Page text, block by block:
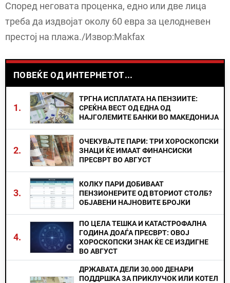
Според неговата проценка, едно или две лица
треба да издвојат околу 60 евра за целодневен
престој на плажа./Извор:Makfax
ПОВЕЌЕ ОД ИНТЕРНЕТОТ...
1.
ТРГНА ИСПЛАТАТА НА ПЕНЗИИТЕ:
СРЕЌНА ВЕСТ ОД ЕДНА ОД
НАЈГОЛЕМИТЕ БАНКИ ВО МАКЕДОНИЈА
2.
ОЧЕКУВАЈТЕ ПАРИ: ТРИ ХОРОСКОПСКИ
ЗНАЦИ ЌЕ ИМААТ ФИНАНСИСКИ
ПРЕСВРТ ВО АВГУСТ
3.
КОЛКУ ПАРИ ДОБИВААТ
ПЕНЗИОНЕРИТЕ ОД ВТОРИОТ СТОЛБ?
ОБЈАВЕНИ НАЈНОВИТЕ БРОЈКИ
4.
ПО ЦЕЛА ТЕШКА И КАТАСТРОФАЛНА
ГОДИНА ДОАЃА ПРЕСВРТ: ОВОЈ
ХОРОСКОПСКИ ЗНАК ЌЕ СЕ ИЗДИГНЕ
ВО АВГУСТ
ДРЖАВАТА ДЕЛИ 30.000 ДЕНАРИ
ПОДДРШКА ЗА ПРИКЛУЧОК ИЛИ КОТЕЛ